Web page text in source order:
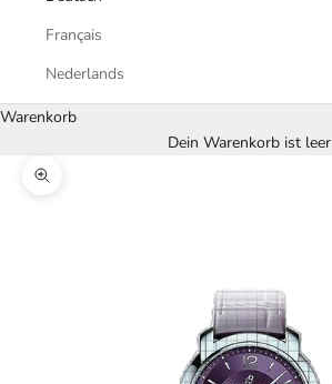
Français
Nederlands
Warenkorb
Dein Warenkorb ist leer
Bild vergrößern